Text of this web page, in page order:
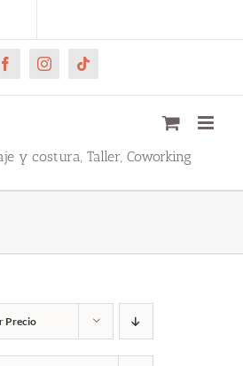
FacebookInstagramTiktok
y costura, Taller, Coworking
Precio